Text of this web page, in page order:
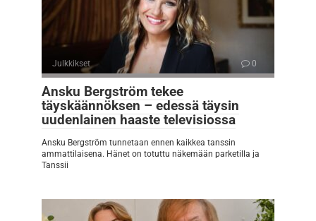
Julkkikset 0
Ansku Bergström tekee
täyskäännöksen – edessä täysin
uudenlainen haaste televisiossa
Ansku Bergström tunnetaan ennen kaikkea tanssin
ammattilaisena. Hänet on totuttu näkemään parketilla ja
Tanssii